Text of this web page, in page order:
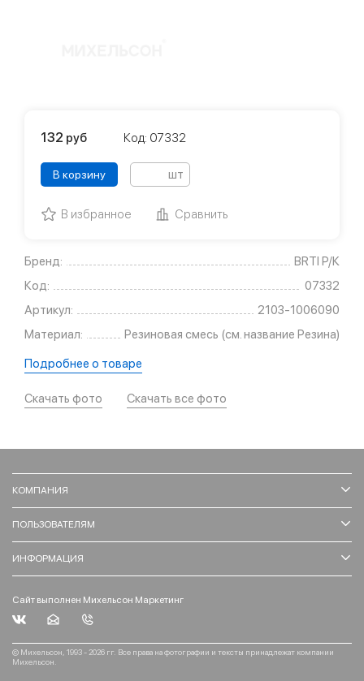
Бренд:
BRTI Р/К
Код:
07332
Артикул:
2103-1006090
Материал:
Резиновая смесь (см. название Резина)
Подробнее о товаре
Скачать фото Скачать все фото
132 руб Код: 07332
В корзину шт
В избранное Сравнить
КОМПАНИЯ
ПОЛЬЗОВАТЕЛЯМ
ИНФОРМАЦИЯ
Сайт выполнен Михельсон Маркетинг
© Михельсон, 1993 - 2026 гг. Все права на фотографии и тексты принадлежат компании
Михельсон.